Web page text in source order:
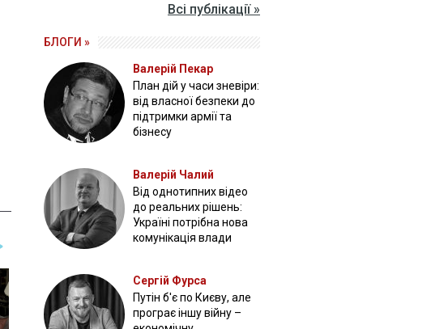
Всі публікації »
БЛОГИ »
Валерій Пекар
План дій у часи зневіри:
від власної безпеки до
підтримки армії та
бізнесу
Валерій Чалий
Від однотипних відео
до реальних рішень:
Україні потрібна нова
комунікація влади
Сергій Фурса
Путін б'є по Києву, але
програє іншу війну –